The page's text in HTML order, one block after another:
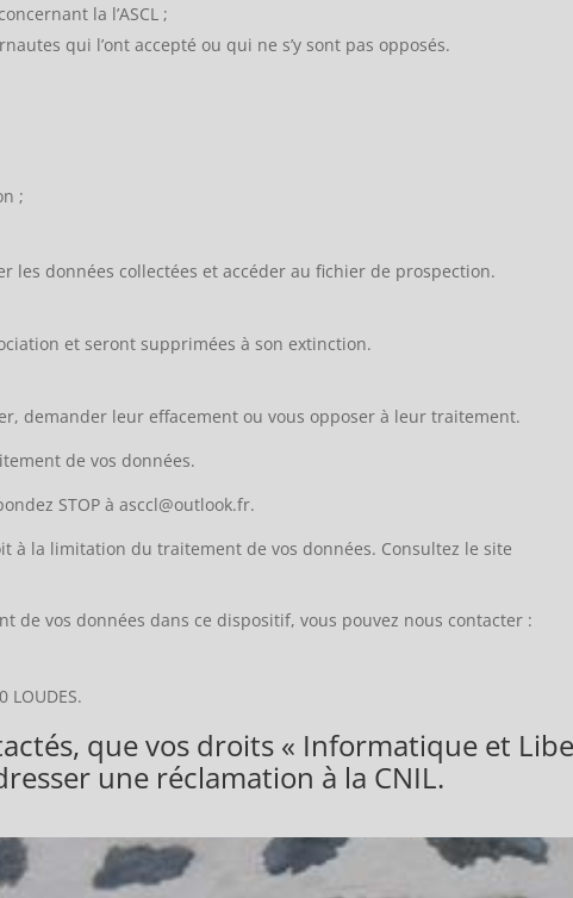
la l’ASCL ;
qui l’ont accepté ou qui ne s’y sont pas opposés.
;
les données collectées et accéder au fichier de prospection.
et seront supprimées à son extinction.
demander leur effacement ou vous opposer à leur traitement.
de vos données.
STOP à asccl@outlook.fr.
à la limitation du traitement de vos données. Consultez le site
vos données dans ce dispositif, vous pouvez nous contacter :
LOUDES.
que vos droits « Informatique et
une réclamation à la CNIL.